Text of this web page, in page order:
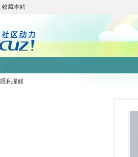
收藏本站
隱私提醒